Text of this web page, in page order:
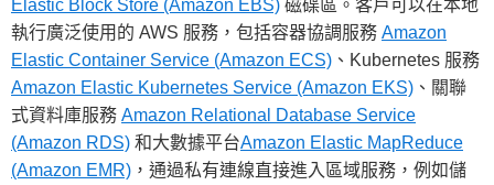
Elastic Block Store (Amazon EBS) 磁碟區。客戶可以在本地
執行廣泛使用的 AWS 服務，包括容器協調服務 Amazon
Elastic Container Service (Amazon ECS) 、Kubernetes 服務
Amazon Elastic Kubernetes Service (Amazon EKS) 、關聯
式資料庫服務 Amazon Relational Database Service
(Amazon RDS) 和大數據平台Amazon Elastic MapReduce
(Amazon EMR) ，通過私有連線直接進入區域服務，例如儲